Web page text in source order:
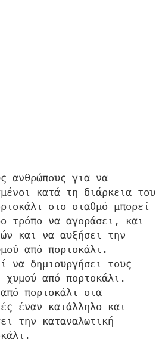
ανθρώπους για να
κατά τη διάρκεια του
στο σταθμό μπορεί
τρόπο να αγοράσει, και
και να αυξήσει την
από πορτοκάλι.
να δημιουργήσει τους
χυμού από πορτοκάλι.
πορτοκάλι στα
έναν κατάλληλο και
την καταναλωτική